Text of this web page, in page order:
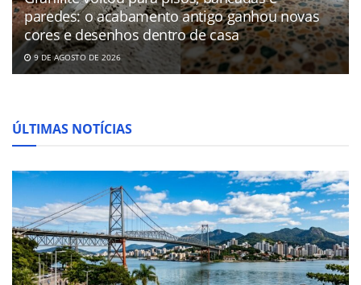
paredes: o acabamento antigo ganhou novas
cores e desenhos dentro de casa
9 DE AGOSTO DE 2026
ÚLTIMAS NOTÍCIAS